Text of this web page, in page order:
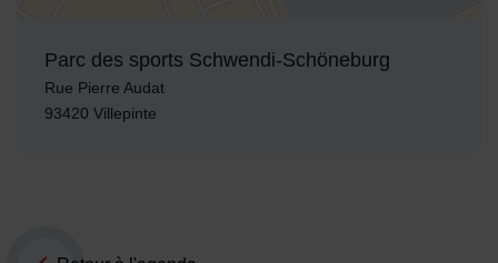
Parc des sports Schwendi-Schöneburg
Adresse :
Rue Pierre Audat
93420 Villepinte